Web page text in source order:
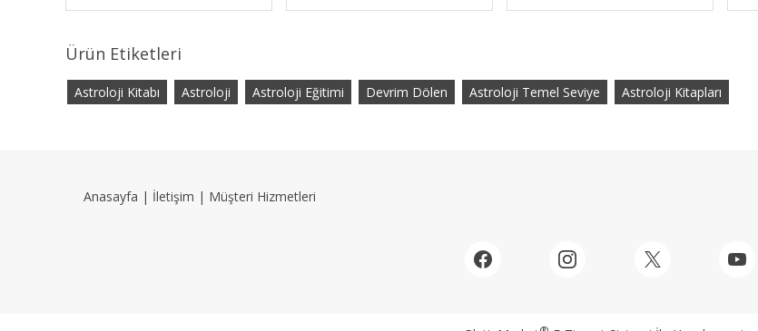
Ürün Etiketleri
Astroloji Kitabı Astroloji Astroloji Eğitimi Devrim Dölen Astroloji Temel Seviye Astroloji Kitapları
Anasayfa | İletişim | Müşteri Hizmetleri